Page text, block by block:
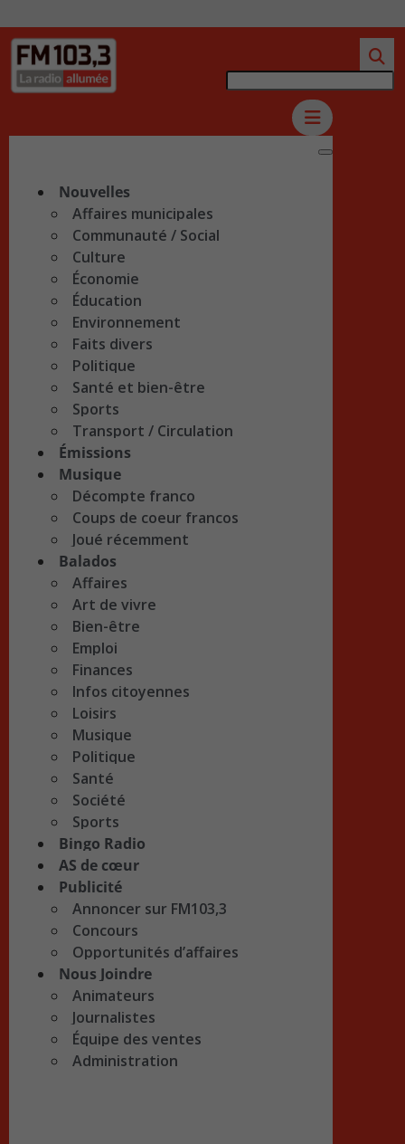
Nouvelles
Affaires municipales
Communauté / Social
Culture
Économie
Éducation
Environnement
Faits divers
Politique
Santé et bien-être
Sports
Transport / Circulation
Émissions
Musique
Décompte franco
Coups de coeur francos
Joué récemment
Balados
Affaires
Art de vivre
Bien-être
Emploi
Finances
Infos citoyennes
Loisirs
Musique
Politique
Santé
Société
Sports
Bingo Radio
AS de cœur
Publicité
Annoncer sur FM103,3
Concours
Opportunités d’affaires
Nous Joindre
Animateurs
Journalistes
Équipe des ventes
Administration